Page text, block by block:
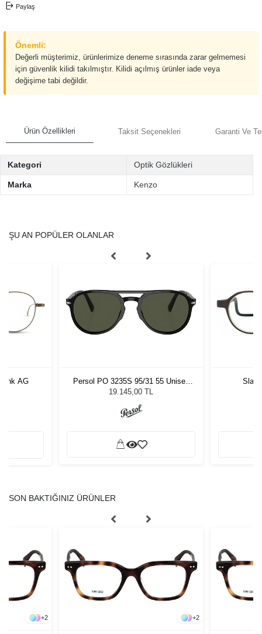
Paylaş
Önemli:
Değerli müşterimiz, ürünlerimize deneme sırasında zarar gelmemesi
için güvenlik kilidi takılmıştır. Kilidi açılmış ürünler iade veya
değişime tabi değildir.
Ürün Özellikleri Taksit Seçenekleri Garanti Ve
Kategori Optik Gözlükleri
Marka Kenzo
ŞU AN POPÜLER OLANLAR
AG
Persol PO 3235S 95/31 55 Unisex
Güneş Gözlüğü
19.145,00 TL
SON BAKTIĞINIZ ÜRÜNLER
+2 +2